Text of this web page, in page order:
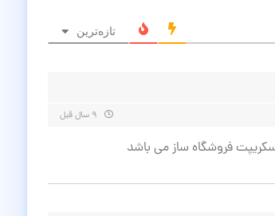
تازه‌ترین
فروشگاه ساز می باشد